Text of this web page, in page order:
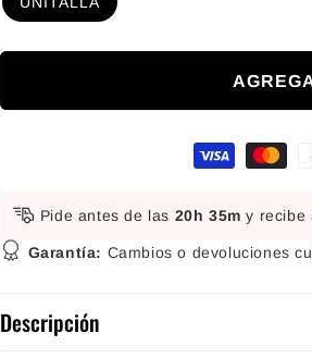
Pide antes de las 20h 35m y recibe
Garantía: Cambios o devoluciones
Descripción